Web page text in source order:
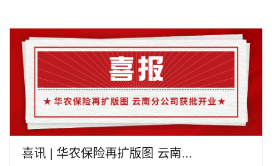
喜讯 | 华农保险再扩版图 云南...